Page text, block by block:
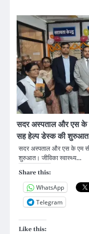
सदर अस्पताल और एस के
सह हेल्प डेस्क की
सदर अस्पताल और एस के एम
शुरुआत। जीविका स्वास्थ्य…
Share this:
WhatsApp
Telegram
Like this: